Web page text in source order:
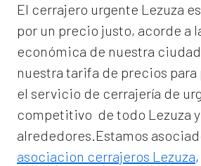
El cerrajero urgente Lezuza
por un precio justo, acorde a
económica de nuestra
nuestra tarifa de precios
el servicio de cerrajería de
competitivo de todo Lezuza y
alrededores.Estamos
asociacion cerrajeros Lezuza